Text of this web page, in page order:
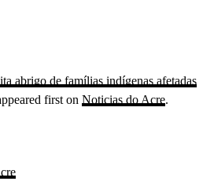
abrigo de famílias indígenas afetadas
first on Noticias do Acre.